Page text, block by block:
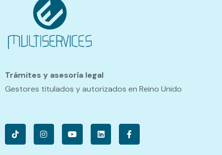
Trámites y asesoría legal
Gestores titulados y autorizados en Reino Unido